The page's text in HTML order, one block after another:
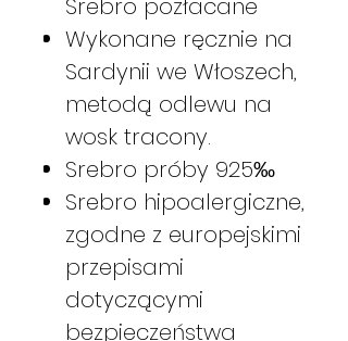
Srebro pozłacane
Wykonane ręcznie na
Sardynii we Włoszech,
metodą odlewu na
wosk tracony.
Srebro próby 925‰
Srebro hipoalergiczne,
zgodne z europejskimi
przepisami
dotyczącymi
bezpieczeństwa